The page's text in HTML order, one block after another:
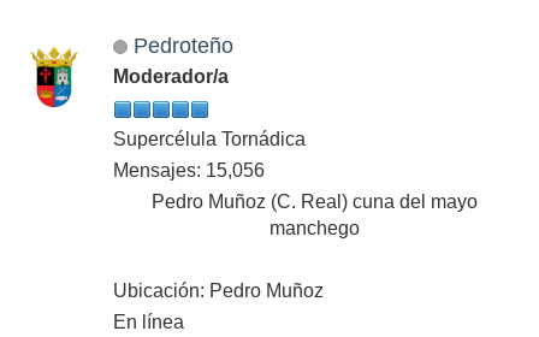
Pedroteño
Moderador/a
Supercélula Tornádica
Mensajes: 15,056
Pedro Muñoz (C. Real) cuna del mayo
manchego
Ubicación: Pedro Muñoz
En línea